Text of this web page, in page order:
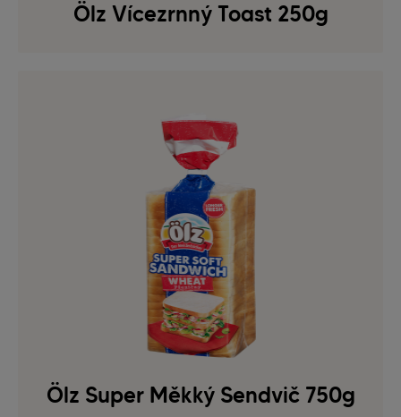
Ölz Vícezrnný Toast 250g
Ölz Super Měkký Sendvič 750g